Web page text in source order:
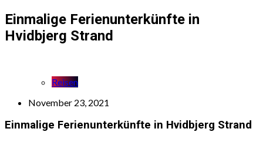
Einmalige Ferienunterkünfte in
Hvidbjerg Strand
Reisen
November 23, 2021
Einmalige Ferienunterkünfte in Hvidbjerg Strand